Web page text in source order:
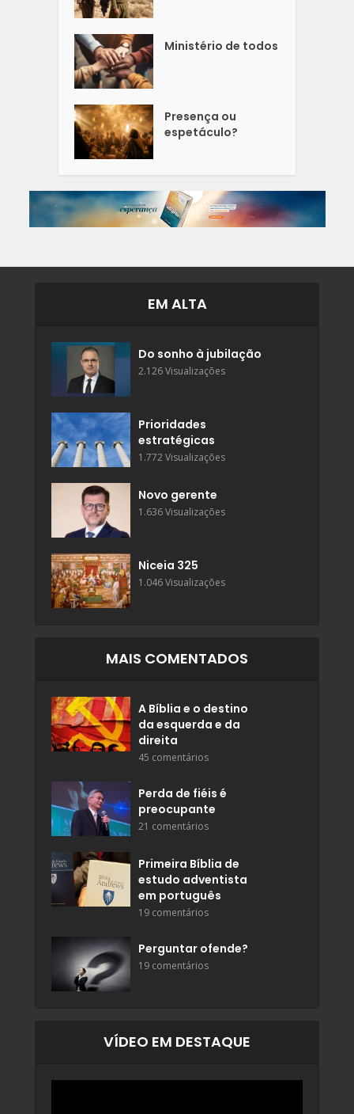
Ministério de todos
Presença ou
espetáculo?
EM ALTA
Do sonho à jubilação
2.126 Visualizações
Prioridades
estratégicas
1.772 Visualizações
Novo gerente
1.636 Visualizações
Niceia 325
1.046 Visualizações
MAIS COMENTADOS
A Bíblia e o destino
da esquerda e da
direita
45 comentários
Perda de fiéis é
preocupante
21 comentários
Primeira Bíblia de
estudo adventista
em português
19 comentários
Perguntar ofende?
19 comentários
VÍDEO EM DESTAQUE